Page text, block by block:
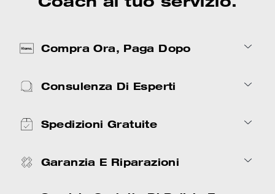
Compra Ora, Paga Dopo
Consulenza Di Esperti
Spedizioni Gratuite
Garanzia E Riparazioni